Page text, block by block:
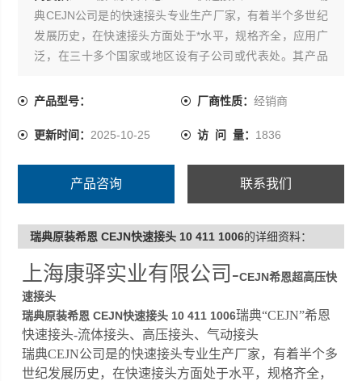
典CEJN公司是的快速接头专业生产厂家，有着半个多世纪
发展历史，在快速接头方面处于*水平，规格齐全，应用广
泛，在三十多个国家或地区设有子公司或代表处。其产品
率，尤其超高压方面产品，其性能，品质始终如一。
产品型号： 厂商性质： 经销商
更新时间： 2025-10-25 访 问 量： 1836
产品咨询 联系我们
瑞典原装希恩 CEJN快速接头 10 411 1006的详细资料：
上海康驿实业有限公司-CEJN希恩超高压快
速接头
瑞典原装希恩 CEJN快速接头 10 411 1006瑞典“CEJN”希恩
快速接头-流体接头、高压接头、气动接头
瑞典CEJN公司是的快速接头专业生产厂家，有着半个多
世纪发展历史，在快速接头方面处于水平，规格齐全，